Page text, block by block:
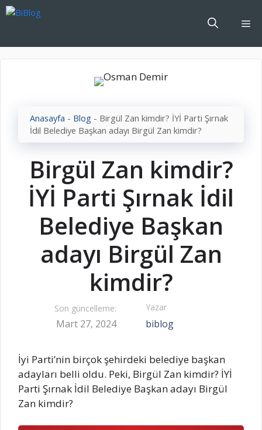
İçeriğe
Anasayfa - Blog - Birgül Zan kimdir? İYİ Parti Şırnak
İdil Belediye Başkan adayı Birgül Zan kimdir?
Birgül Zan kimdir?
İYİ Parti Şırnak İdil
Belediye Başkan
adayı Birgül Zan
kimdir?
Son güncelleme:
Mart 27, 2024
Yazar
biblog
İyi Parti’nin birçok şehirdeki belediye başkan
adayları belli oldu. Peki, Birgül Zan kimdir? İYİ
Parti Şırnak İdil Belediye Başkan adayı Birgül
Zan kimdir?